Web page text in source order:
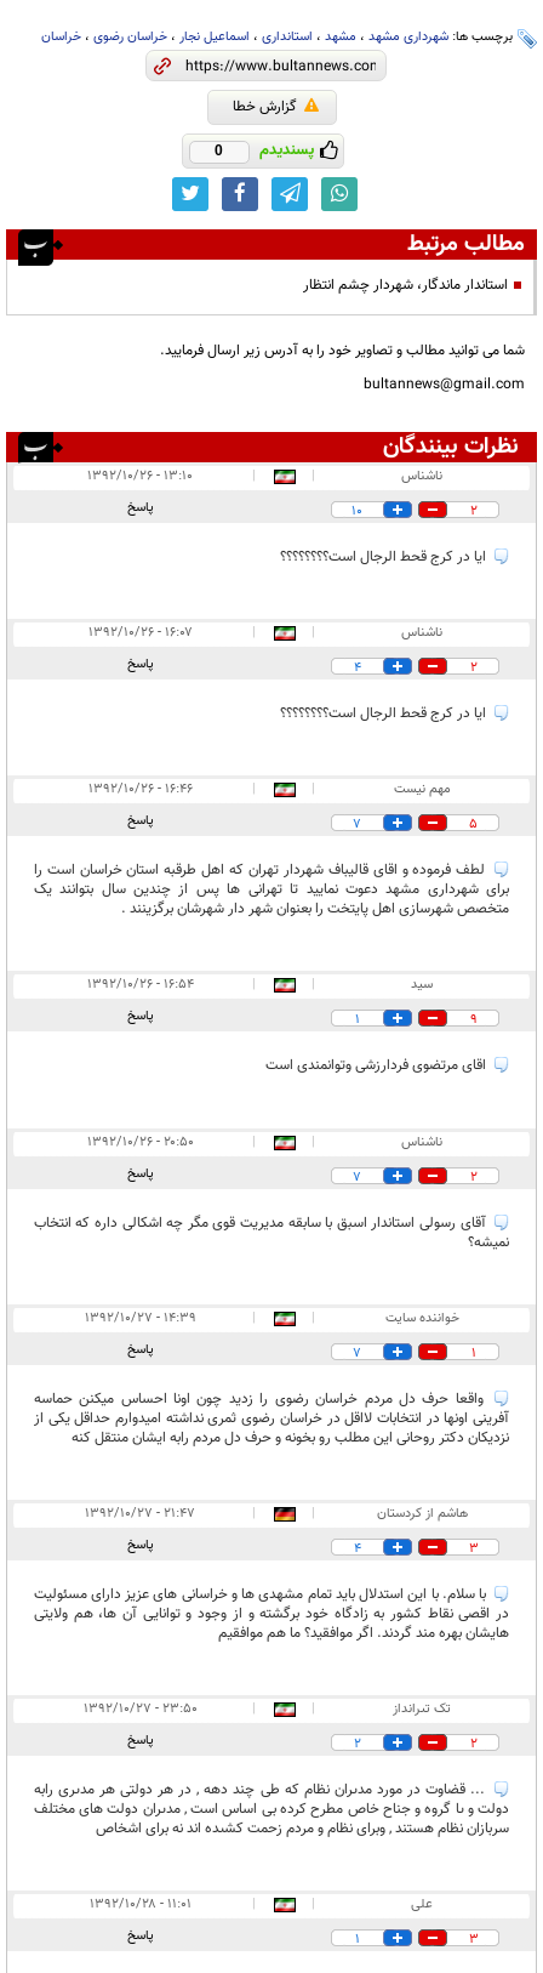
برچسب ها: شهرداری مشهد ، مشهد ، استانداری ، اسماعیل نجار ، خراسان رضوی ، خراسان
گزارش خطا
پسندیدم 0
مطالب مرتبط
استاندار ماندگار، شهردار چشم انتظار
شما می توانید مطالب و تصاویر خود را به آدرس زیر ارسال فرمایید.
bultannews@gmail.com
نظرات بینندگان
در انتظار بررسی:۱
ناشناس |
|
۱۳:۱۰ - ۱۳۹۲/۱۰/۲۶
2
10 پاسخ
ایا در کرج قحط الرجال است؟؟؟؟؟؟؟؟
ناشناس |
|
۱۶:۰۷ - ۱۳۹۲/۱۰/۲۶
2
4 پاسخ
ایا در کرج قحط الرجال است؟؟؟؟؟؟؟؟
مهم نیست |
|
۱۶:۴۶ - ۱۳۹۲/۱۰/۲۶
5
7 پاسخ
لطف فرموده و اقای قالیباف شهردار تهران که اهل طرقبه استان خراسان است را
برای شهرداری مشهد دعوت نمایید تا تهرانی ها پس از چندین سال بتوانند یک
متخصص شهرسازی اهل پایتخت را بعنوان شهر دار شهرشان برگزینند .
سید |
|
۱۶:۵۴ - ۱۳۹۲/۱۰/۲۶
9
1 پاسخ
اقای مرتضوی فردارزشی وتوانمندی است
ناشناس |
|
۲۰:۵۰ - ۱۳۹۲/۱۰/۲۶
2
7 پاسخ
آقای رسولی استاندار اسبق با سابقه مدیریت قوی مگر چه اشکالی داره که انتخاب
نمیشه؟
خواننده سایت |
|
۱۴:۳۹ - ۱۳۹۲/۱۰/۲۷
1
7 پاسخ
واقعا حرف دل مردم خراسان رضوی را زدید چون اونا احساس میکنن حماسه
آفرینی اونها در انتخابات لااقل در خراسان رضوی ثمری نداشته امیدوارم حداقل یکی از
نزدیکان دکتر روحانی این مطلب رو بخونه و حرف دل مردم رابه ایشان منتقل کنه
هاشم از کردستان |
|
۲۱:۴۷ - ۱۳۹۲/۱۰/۲۷
3
4 پاسخ
با سلام. با این استدلال باید تمام مشهدی ها و خراسانی های عزیز دارای مسئولیت
در اقصی نقاط کشور به زادگاه خود برگشته و از وجود و توانایی آن ها، هم ولایتی
هایشان بهره مند گردند. اگر موافقید؟ ما هم موافقیم
تک تىرانداز |
|
۲۳:۵۰ - ۱۳۹۲/۱۰/۲۷
2
2 پاسخ
... قضاوت در مورد مدىران نظام که طى چند دهه , در هر دولتى هر مدىرى رابه
دولت و ىا گروه و جناح خاص مطرح کرده بى اساس است , مدىران دولت هاى مختلف
سربازان نظام هستند , وبراى نظام و مردم زحمت کشىده اند نه براى اشخاص
علی |
|
۱۱:۰۱ - ۱۳۹۲/۱۰/۲۸
3
1 پاسخ